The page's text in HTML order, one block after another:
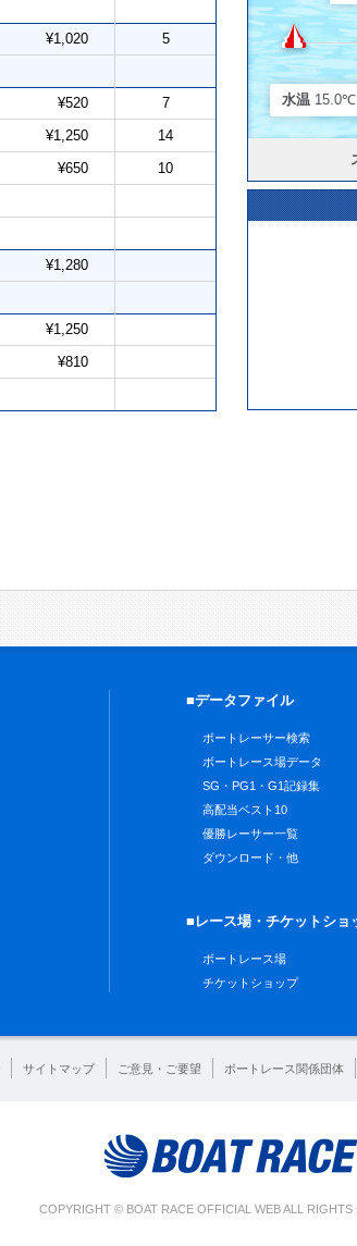
¥1,020 5
¥520 7
¥1,250 14
¥650 10
¥1,280
¥1,250
¥810
水温 15.0℃
■データファイル
ボートレーサー検索
ボートレース場データ
SG・PG1・G1記録集
高配当ベスト10
優勝レーサー一覧
ダウンロード・他
■レース場・チケットショ
ボートレース場
チケットショップ
サイトマップ ご意見・ご要望 ボートレース関係団体
COPYRIGHT © BOAT RACE OFFICIAL WEB ALL RIGHTS